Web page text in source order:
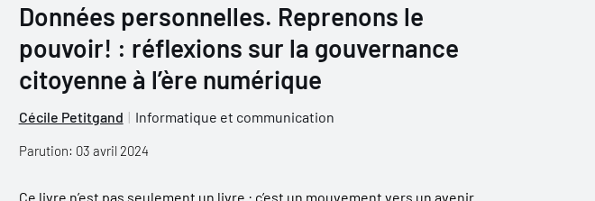
Données personnelles. Reprenons le
pouvoir! : réflexions sur la gouvernance
citoyenne à l’ère numérique
Cécile Petitgand Informatique et communication
Parution: 03 avril 2024
Ce livre n’est pas seulement un livre : c’est un mouvement vers un avenir